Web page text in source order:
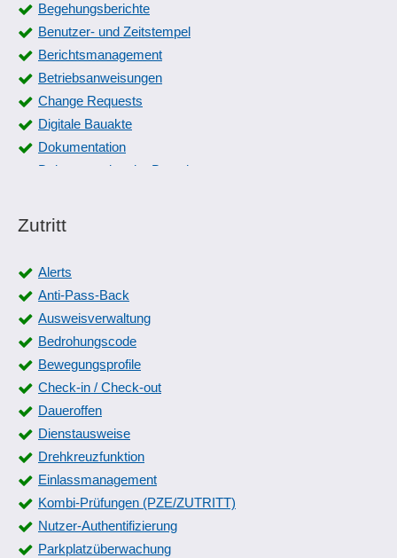
Begehungsberichte
Benutzer- und Zeitstempel
Berichtsmanagement
Betriebsanweisungen
Change Requests
Digitale Bauakte
Dokumentation
Dokumentation der Berechnungen
Dokumentationssysteme
Zutritt
Alerts
Anti-Pass-Back
Ausweisverwaltung
Bedrohungscode
Bewegungsprofile
Check-in / Check-out
Daueroffen
Dienstausweise
Drehkreuzfunktion
Einlassmanagement
Kombi-Prüfungen (PZE/ZUTRITT)
Nutzer-Authentifizierung
Parkplatzüberwachung